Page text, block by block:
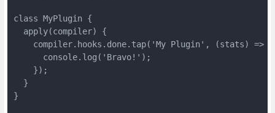
class MyPlugin {
  apply(compiler) {
    compiler.hooks.done.tap('My Plugin', (stats) => {
      console.log('Bravo!');
    });
  }
}